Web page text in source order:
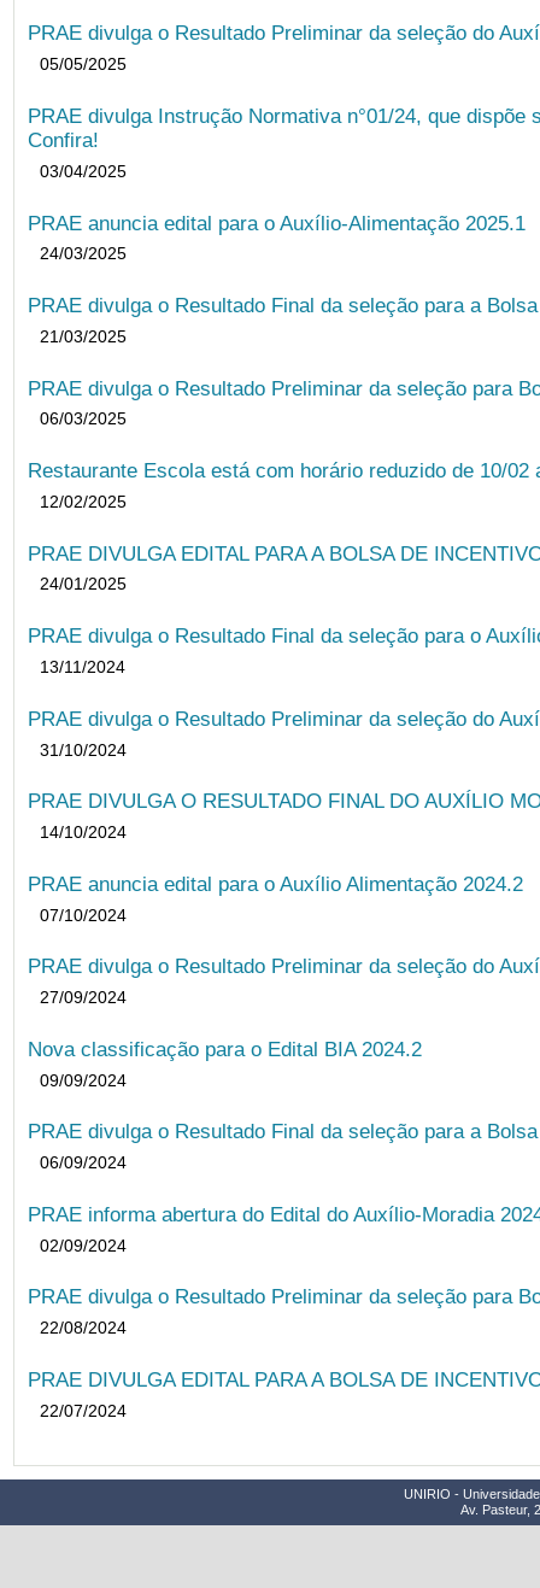
PRAE divulga o Resultado Preliminar da seleção do
05/05/2025
PRAE divulga Instrução Normativa n°01/24, que
Confira!
03/04/2025
PRAE anuncia edital para o Auxílio-Alimentação 2025.1
24/03/2025
PRAE divulga o Resultado Final da seleção para a
21/03/2025
PRAE divulga o Resultado Preliminar da seleção para
06/03/2025
Restaurante Escola está com horário reduzido de 10/
12/02/2025
PRAE DIVULGA EDITAL PARA A BOLSA DE
24/01/2025
PRAE divulga o Resultado Final da seleção para o
13/11/2024
PRAE divulga o Resultado Preliminar da seleção do
31/10/2024
PRAE DIVULGA O RESULTADO FINAL DO AUXÍLIO
14/10/2024
PRAE anuncia edital para o Auxílio Alimentação 2024.2
07/10/2024
PRAE divulga o Resultado Preliminar da seleção do
27/09/2024
Nova classificação para o Edital BIA 2024.2
09/09/2024
PRAE divulga o Resultado Final da seleção para a
06/09/2024
PRAE informa abertura do Edital do Auxílio-Moradia
02/09/2024
PRAE divulga o Resultado Preliminar da seleção para
22/08/2024
PRAE DIVULGA EDITAL PARA A BOLSA DE
22/07/2024
UNIRIO -
Av. Pasteur,